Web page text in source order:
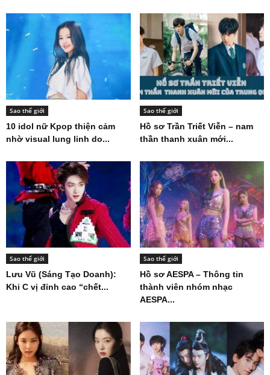
Sao thế giới
10 idol nữ Kpop thiện cảm
nhờ visual lung linh do...
Sao thế giới
Hồ sơ Trần Triết Viễn – nam
thần thanh xuân mới...
Sao thế giới
Lưu Vũ (Sáng Tạo Doanh):
Khi C vị đỉnh cao “chết...
Sao thế giới
Hồ sơ AESPA – Thông tin
thành viên nhóm nhạc
AESPA...